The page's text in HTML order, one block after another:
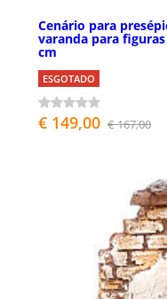
Cenário para
varanda para
cm
ESGOTADO
€ 149,00 € 167,00